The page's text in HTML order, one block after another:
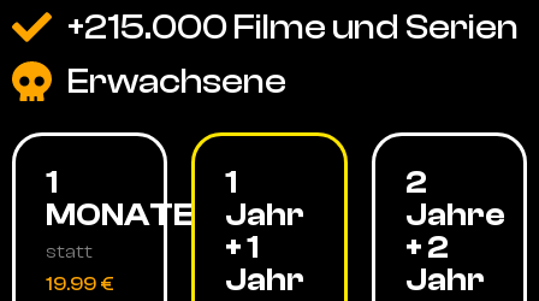
+215.000 Filme und Serien
Erwachsene
1
MONATE
statt
19.99 €
1
Jahr
+ 1
Jahr
2
Jahre
+ 2
Jahr